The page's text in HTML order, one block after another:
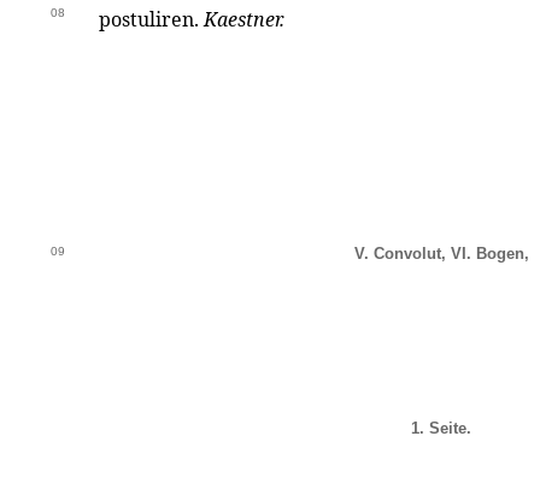
08 postuliren.Kaestner.
09 V. Convolut, VI. Bogen,
1. Seite.